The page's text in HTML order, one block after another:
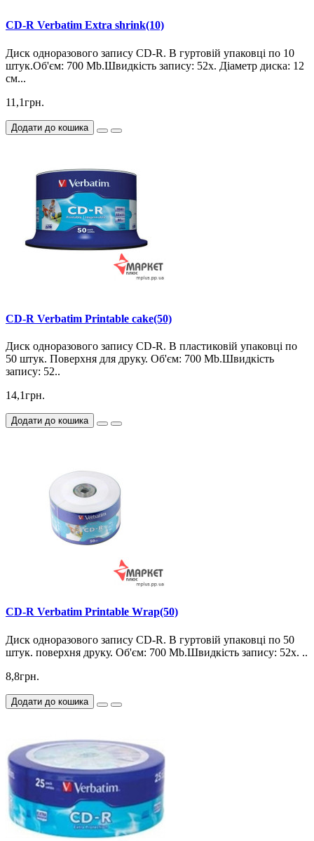
CD-R Verbatim Extra shrink(10)
Диск одноразового запису CD-R. В гуртовій упаковці по 10
штук.Об'єм: 700 Mb.Швидкість запису: 52х. Діаметр диска: 12
см...
11,1грн.
Додати до кошика
CD-R Verbatim Printable cake(50)
Диск одноразового запису CD-R. В пластиковій упаковці по
50 штук. Поверхня для друку. Об'єм: 700 Mb.Швидкість
запису: 52..
14,1грн.
Додати до кошика
CD-R Verbatim Printable Wrap(50)
Диск одноразового запису CD-R. В гуртовій упаковці по 50
штук. поверхня друку. Об'єм: 700 Mb.Швидкість запису: 52х. ..
8,8грн.
Додати до кошика